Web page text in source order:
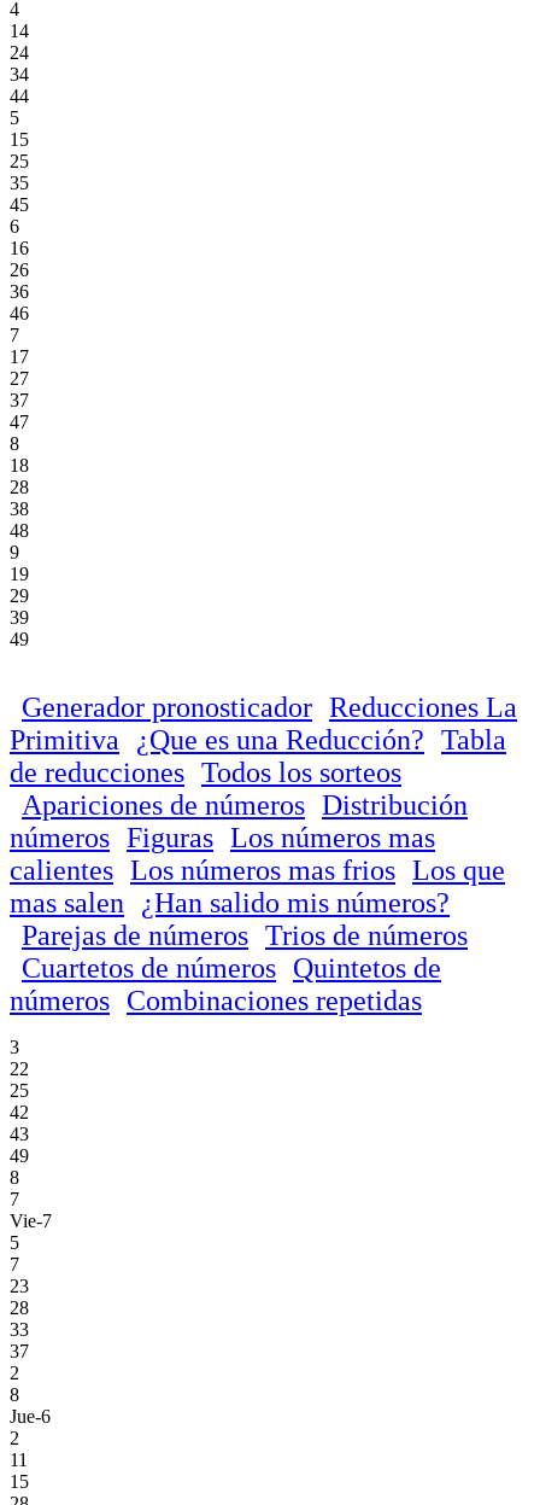
4
14
24
34
44
5
15
25
35
45
6
16
26
36
46
7
17
27
37
47
8
18
28
38
48
9
19
29
39
49
Generador pronosticador Reducciones La
Primitiva
¿Que es una Reducción? Tabla
de reducciones Todos los sorteos
Apariciones de números Distribución
números Figuras Los números mas
calientes Los números mas frios Los que
mas salen
¿Han salido mis números?
Parejas de números Trios de números
Cuartetos de números Quintetos de
números Combinaciones repetidas
3
22
25
42
43
49
8
7
Vie-7
5
7
23
28
33
37
2
8
Jue-6
2
11
15